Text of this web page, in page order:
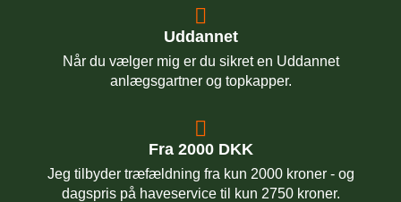
Uddannet
Når du vælger mig er du sikret en Uddannet
anlægsgartner og topkapper.
Fra 2000 DKK
Jeg tilbyder træfældning fra kun 2000 kroner - og
dagspris på haveservice til kun 2750 kroner.